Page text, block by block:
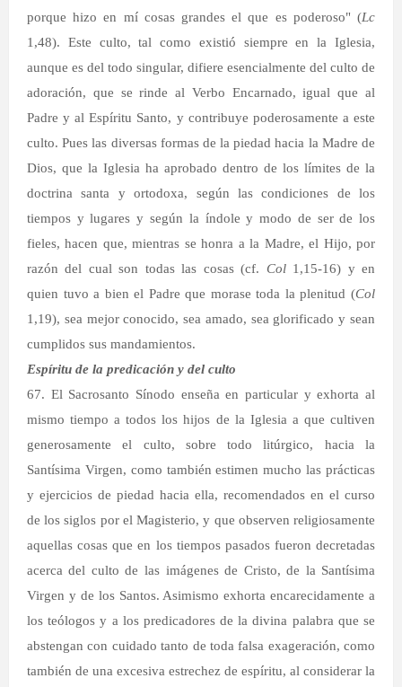
porque hizo en mí cosas grandes el que es poderoso" (Lc
1,48). Este culto, tal como existió siempre en la Iglesia,
aunque es del todo singular, difiere esencialmente del culto de
adoración, que se rinde al Verbo Encarnado, igual que al
Padre y al Espíritu Santo, y contribuye poderosamente a este
culto. Pues las diversas formas de la piedad hacia la Madre de
Dios, que la Iglesia ha aprobado dentro de los límites de la
doctrina santa y ortodoxa, según las condiciones de los
tiempos y lugares y según la índole y modo de ser de los
fieles, hacen que, mientras se honra a la Madre, el Hijo, por
razón del cual son todas las cosas (cf. Col1,15-16) y en
quien tuvo a bien el Padre que morase toda la plenitud (Col
1,19), sea mejor conocido, sea amado, sea glorificado y sean
cumplidos sus mandamientos.
Espíritu de la predicación y del culto
67. El Sacrosanto Sínodo enseña en particular y exhorta al
mismo tiempo a todos los hijos de la Iglesia a que cultiven
generosamente el culto, sobre todo litúrgico, hacia la
Santísima Virgen, como también estimen mucho las prácticas
y ejercicios de piedad hacia ella, recomendados en el curso
de los siglos por el Magisterio, y que observen religiosamente
aquellas cosas que en los tiempos pasados fueron decretadas
acerca del culto de las imágenes de Cristo, de la Santísima
Virgen y de los Santos. Asimismo exhorta encarecidamente a
los teólogos y a los predicadores de la divina palabra que se
abstengan con cuidado tanto de toda falsa exageración, como
también de una excesiva estrechez de espíritu, al considerar la